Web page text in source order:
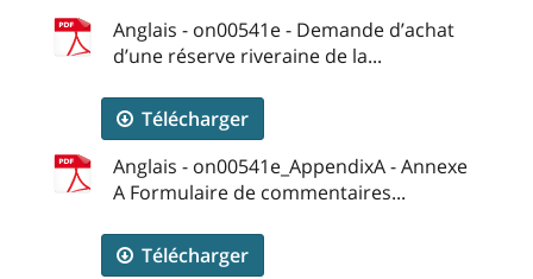
Anglais - on00541e - Demande d’achat
d’une réserve riveraine de la...
Télécharger
Anglais - on00541e_AppendixA - Annexe
A Formulaire de commentaires...
Télécharger